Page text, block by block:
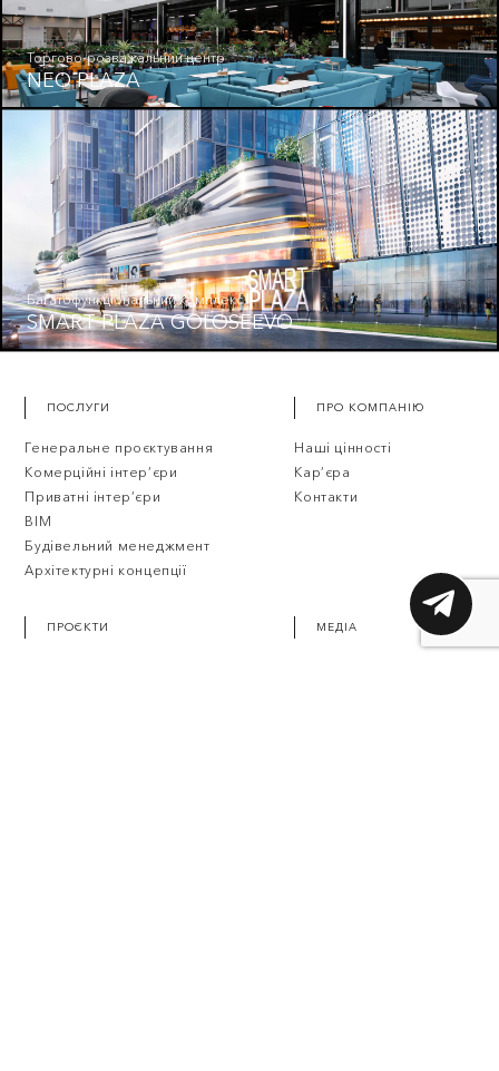
Торгово-розважальний центр
NEO PLAZA
Багатофункціональний комплекс
SMART PLAZA GOLOSEEVO
ПОСЛУГИ
Генеральне проєктування
Комерційні інтер’єри
Приватні інтер’єри
BIM
Будівельний менеджмент
Архітектурні концепції
ПРОЄКТИ
ПРО КОМПАНІЮ
Наші цінності
Кар’єра
Контакти
МЕДІА